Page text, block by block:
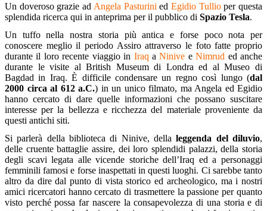
Un doveroso grazie ad Angela Pasturini ed Egidio Tullioper questa
splendida ricerca qui in anteprima per il pubblico di Spazio Tesla.
Un tuffo nella nostra storia più antica e forse poco nota per
conoscere meglio il periodo Assiro attraverso le foto fatte proprio
durante il loro recente viaggio in Iraq aNinive eNimrud ed anche
durante le visite al British Museum di Londra ed al Museo di
Bagdad in Iraq. È difficile condensare un regno così lungo (dal
2000 circa al 612 a.C.) in un unico filmato, ma Angela ed Egidio
hanno cercato di dare quelle informazioni che possano suscitare
interesse per la bellezza e ricchezza del materiale proveniente da
questi antichi siti.
Si parlerà della biblioteca di Ninive, dellaleggenda del diluvio,
delle cruente battaglie assire, dei loro splendidi palazzi, della storia
degli scavi legata alle vicende storiche dell’Iraq ed a personaggi
femminili famosi e forse inaspettati in questi luoghi. Ci sarebbe tanto
altro da dire dal punto di vista storico ed archeologico, ma i nostri
amici ricercatori hanno cercato di trasmettere la passione per quanto
visto perché possa far nascere la consapevolezza di una storia e di